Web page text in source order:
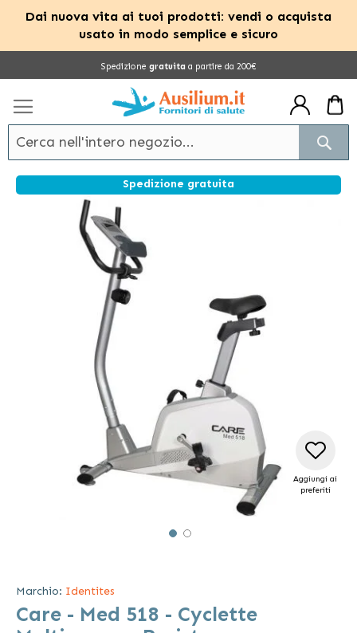
Dai nuova vita ai tuoi prodotti: vendi o acquista
usato in modo semplice e sicuro
Spedizione gratuita a partire da 200€
Spedizione gratuita
galleria
di
immagini
Aggiungi ai
preferiti
Marchio: Identites
Care - Med 518 - Cyclette